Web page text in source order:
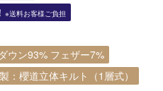
※送料お客様ご負担
ウン93% フェザー7%
：櫻道立体キルト（1層式）